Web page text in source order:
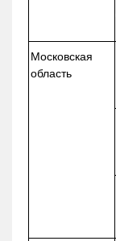
Московская
область